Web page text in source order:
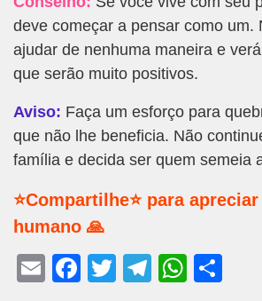
deve começar a pensar como um.
ajudar de nenhuma maneira e
que serão muito positivos.
Aviso: Faça um esforço para
que não lhe beneficia. Não
família e decida ser quem semeia
⭐Compartilhe⭐ para
humano 🙏
E
F
T
T
W